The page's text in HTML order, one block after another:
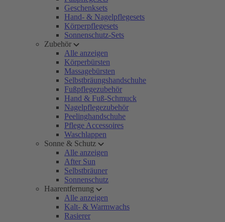
Geschenksets
Hand- & Nagelpflegesets
Körperpflegesets
Sonnenschutz-Sets
Zubehör
Alle anzeigen
Körperbürsten
Massagebürsten
Selbstbräungshandschuhe
Fußpflegezubehör
Hand & Fuß-Schmuck
Nagelpflegezubehör
Peelinghandschuhe
Pflege Accessoires
Waschlappen
Sonne & Schutz
Alle anzeigen
After Sun
Selbstbräuner
Sonnenschutz
Haarentfernung
Alle anzeigen
Kalt- & Warmwachs
Rasierer